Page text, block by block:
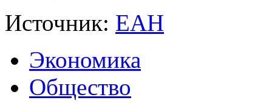
Источник: ЕАН
Экономика
Общество